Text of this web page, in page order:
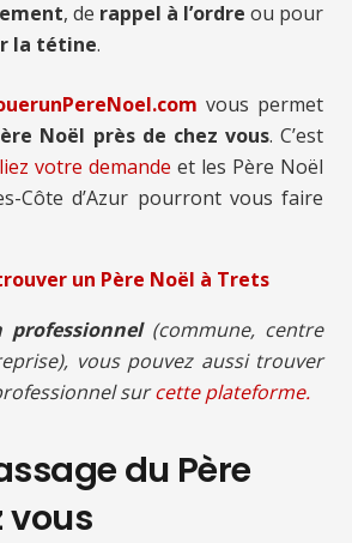
, de rappel à l’ordre ou pour
la tétine.
vous permet
Noël près de chez vous. C’est
votre demande et les Père Noël
Côte d’Azur pourront vous faire
un Père Noël à Trets
(commune, centre
vous pouvez aussi trouver
surcette plateforme.
du Père
vous